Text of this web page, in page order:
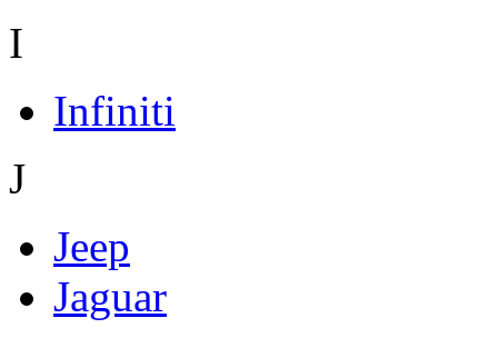
I
Infiniti
J
Jeep
Jaguar